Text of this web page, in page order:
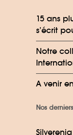
15 ans
s’écrit
Notre
A venir
Nos
Silverenia